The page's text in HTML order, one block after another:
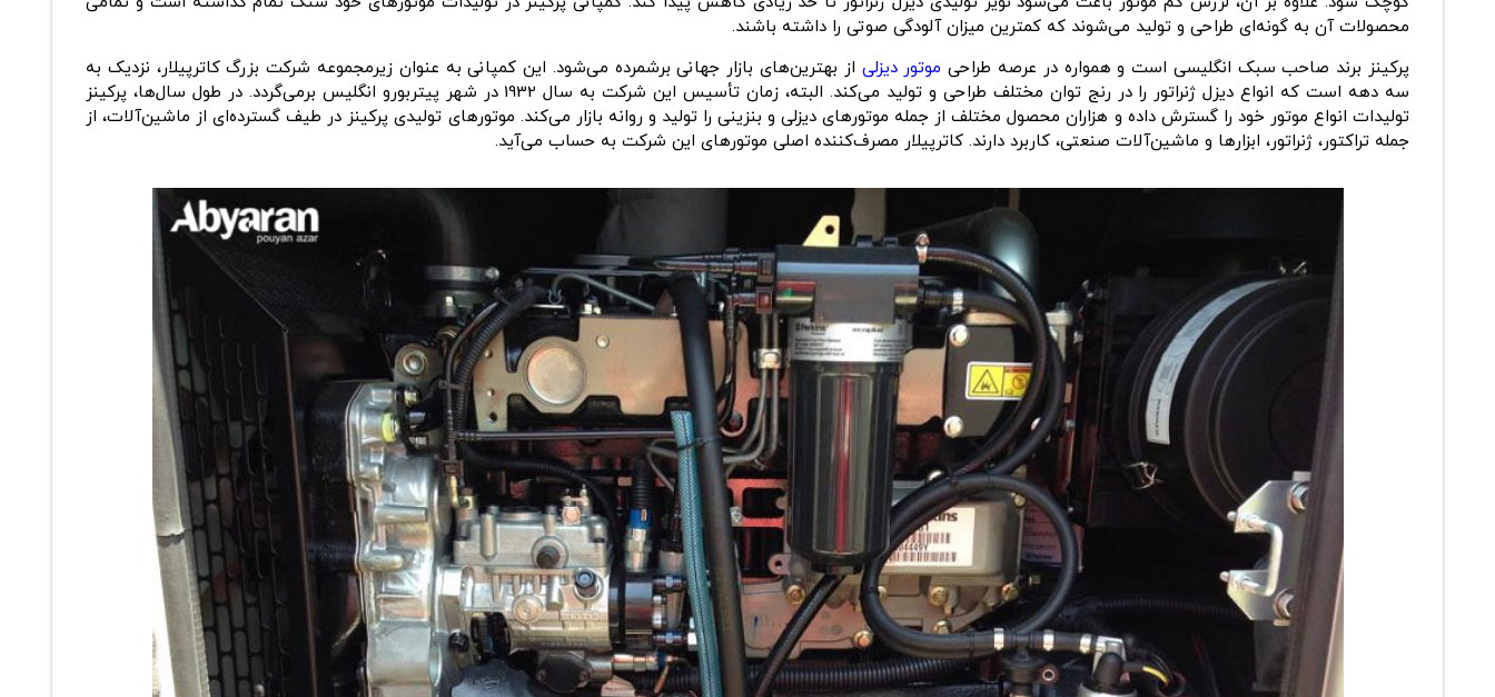
محصولات آن به گونه‌ای طراحی و تولید می‌شوند که کمترین میزان آلودگی صوتی را داشته باشند.
پرکینز برند صاحب‌ سبک انگلیسی است و همواره در عرصه طراحی موتور دیزلی از بهترین‌های بازار جهانی برشمرده می‌شود. این کمپانی به عنوان زیرمجموعه شرکت بزرگ کاترپیلار، نزدیک به
سه دهه است که انواع دیزل ژنراتور را در رنج توان مختلف طراحی و تولید می‌کند. البته، زمان تأسیس این شرکت به سال 1932 در شهر پیتربورو انگلیس برمی‌گردد. در طول سال‌ها، پرکینز
تولیدات انواع موتور خود را گسترش داده و هزاران محصول مختلف از جمله موتورهای دیزلی و بنزینی را تولید و روانه بازار می‌کند. موتورهای تولیدی پرکینز در طیف گسترده‌ای از ماشین‌آلات، از
جمله تراکتور، ژنراتور، ابزارها و ماشین‌آلات صنعتی، کاربرد دارند. کاترپیلار مصرف‌کننده اصلی موتورهای این شرکت به حساب می‌آید.